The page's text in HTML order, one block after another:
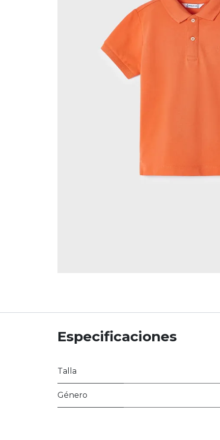
Especificaciones
Talla
Género